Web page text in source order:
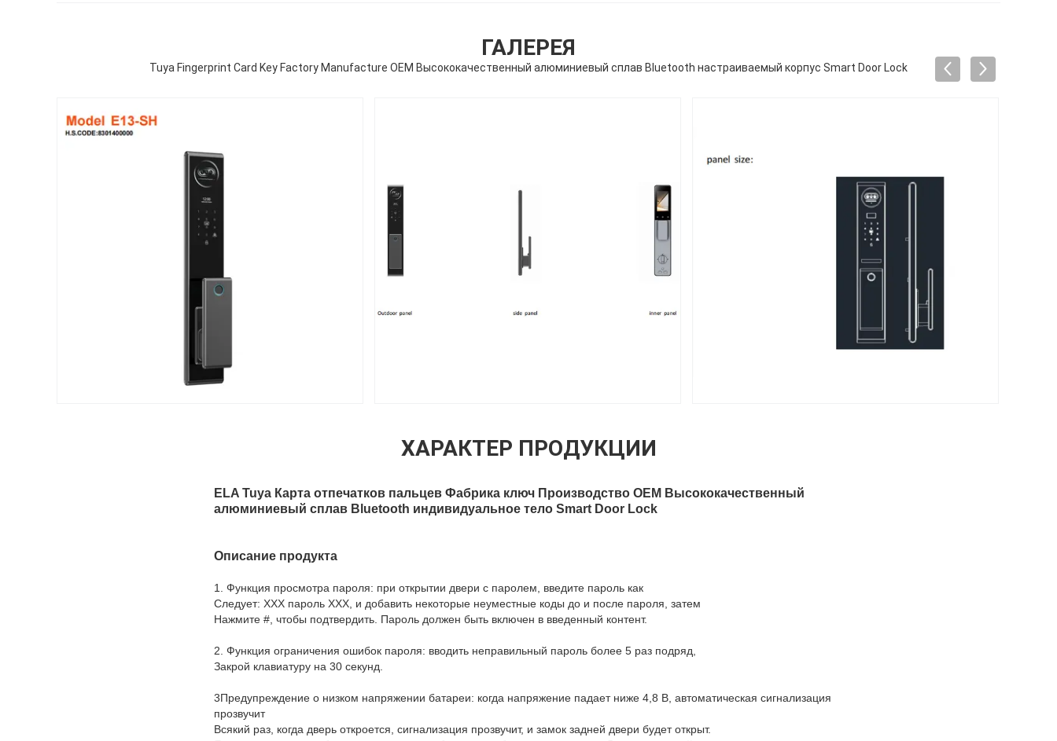
ГАЛЕРЕЯ
Tuya Fingerprint Card Key Factory Manufacture OEM Высококачественный алюминиевый сплав Bluetooth настраиваемый корпус Smart Door Lock
ХАРАКТЕР ПРОДУКЦИИ
ELA Tuya Карта отпечатков пальцев Фабрика ключ Производство OEM Высококачественный
алюминиевый сплав Bluetooth индивидуальное тело Smart Door Lock
Описание продукта
1. Функция просмотра пароля: при открытии двери с паролем, введите пароль как
Следует: XXX пароль XXX, и добавить некоторые неуместные коды до и после пароля, затем
Нажмите #, чтобы подтвердить. Пароль должен быть включен в введенный контент.
2. Функция ограничения ошибок пароля: вводить неправильный пароль более 5 раз подряд,
Закрой клавиатуру на 30 секунд.
3Предупреждение о низком напряжении батареи: когда напряжение падает ниже 4,8 В, автоматическая сигнализация
прозвучит
Всякий раз, когда дверь откроется, сигнализация прозвучит, и замок задней двери будет открыт.